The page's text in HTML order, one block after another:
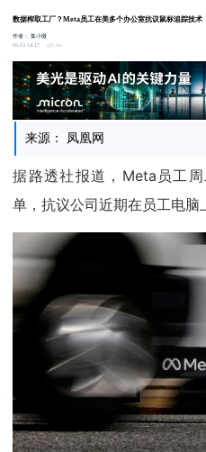
数据榨取工厂？Meta员工在美多个办公室抗议鼠标追踪技术
作者：集小微
05-13 14:17
1.4w
来源： 凤凰网
据路透社报道，Meta员工
单，抗议公司近期在员工电脑